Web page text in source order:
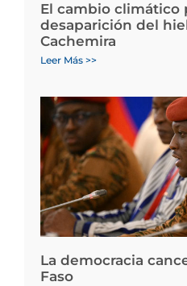
El cambio climático
desaparición del
Cachemira
Leer Más >>
La democracia
Faso